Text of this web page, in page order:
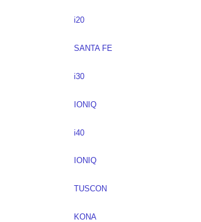
i20
SANTA FE
i30
IONIQ
i40
IONIQ
TUSCON
KONA